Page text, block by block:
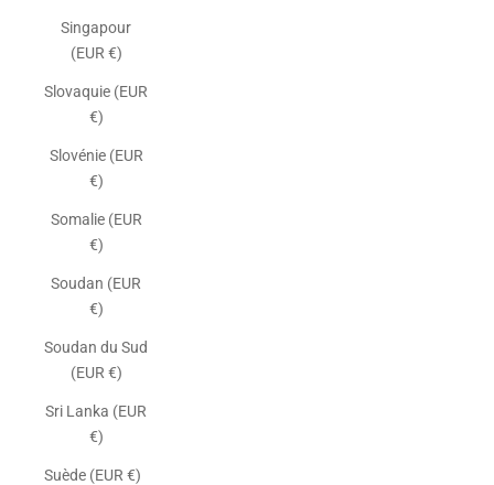
Singapour
(EUR €)
Slovaquie (EUR
€)
Slovénie (EUR
€)
Somalie (EUR
€)
Soudan (EUR
€)
Soudan du Sud
(EUR €)
Sri Lanka (EUR
€)
Suède (EUR €)